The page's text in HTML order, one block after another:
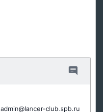
admin@lancer-club.spb.ru